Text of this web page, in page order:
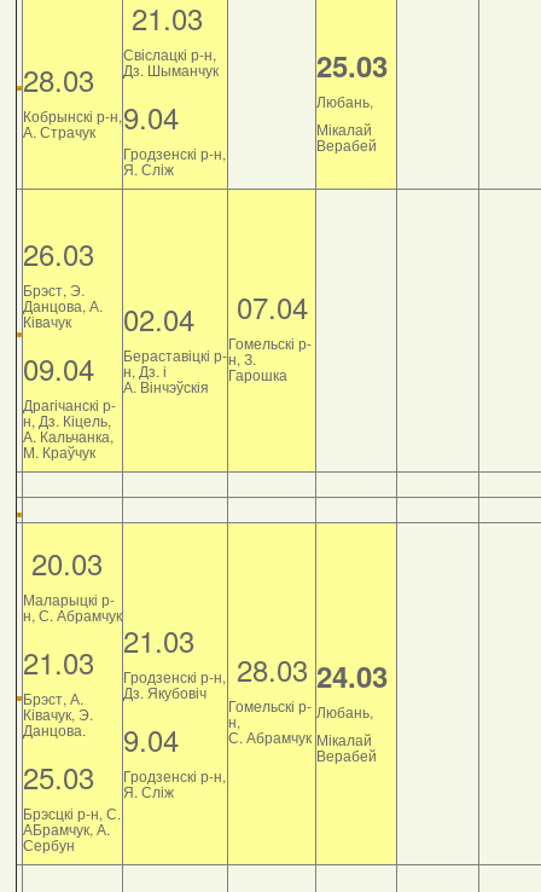
28.03
Кобрынскі р-н,
А. Страчук
21.03
Свіслацкі р-н,
Дз. Шыманчук
9.04
Гродзенскі р-н,
Я. Сліж
25.03
Любань,
Мікалай
Верабей
26.03
Брэст, Э.
Данцова, А.
Ківачук
09.04
Драгічанскі р-
н, Дз. Кіцель,
А. Кальчанка,
М. Краўчук
02.04
Бераставіцкі р-
н, Дз. і
А. Вінчэўскія
07.04
Гомельскі р-
н, З.
Гарошка
20.03
Маларыцкі р-
н, С. Абрамчук
21.03
Брэст, А.
Ківачук, Э.
Данцова.
25.03
Брэсцкі р-н, С.
АБрамчук, А.
Сербун
21.03
Гродзенскі р-н,
Дз. Якубовіч
9.04
Гродзенскі р-н,
Я. Сліж
28.03
Гомельскі р-
н,
С. Абрамчук
24.03
Любань,
Мікалай
Верабей